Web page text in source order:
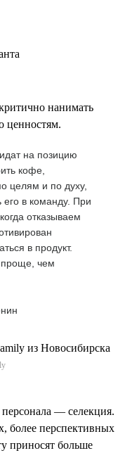
нанимать
ценностям.
на позицию
кофе,
целям и по духу,
в команду. При
отказываем
в продукт.
проще, чем
— селекция.
более перспективных
приносят больше